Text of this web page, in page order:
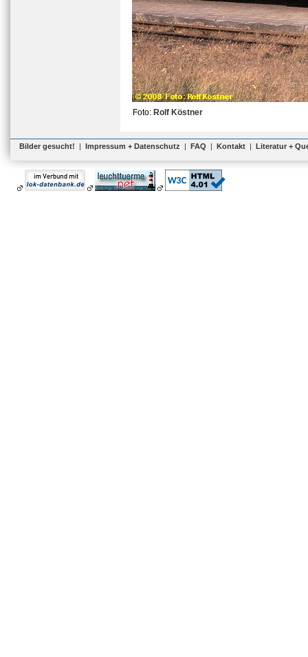
Foto: Rolf Köstner
Bilder gesucht! | Impressum + Datenschutz | FAQ | Kontakt | Literatur +